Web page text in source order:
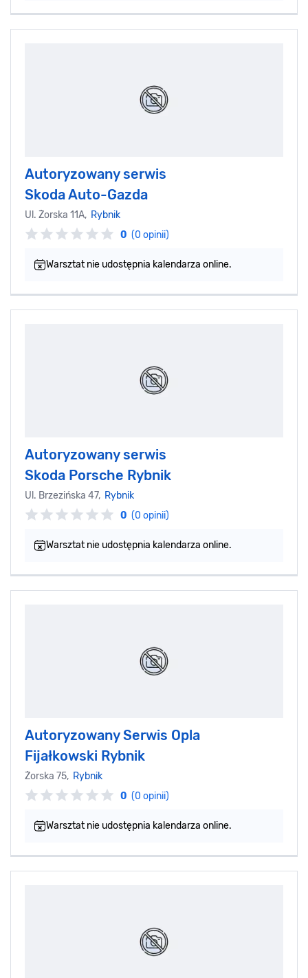
Autoryzowany serwis
Skoda Auto-Gazda
Ul. Żorska 11A, Rybnik
0 (0 opinii)
Warsztat nie udostępnia kalendarza online.
Autoryzowany serwis
Skoda Porsche Rybnik
Ul. Brzezińska 47, Rybnik
0 (0 opinii)
Warsztat nie udostępnia kalendarza online.
Autoryzowany Serwis Opla
Fijałkowski Rybnik
Żorska 75, Rybnik
0 (0 opinii)
Warsztat nie udostępnia kalendarza online.